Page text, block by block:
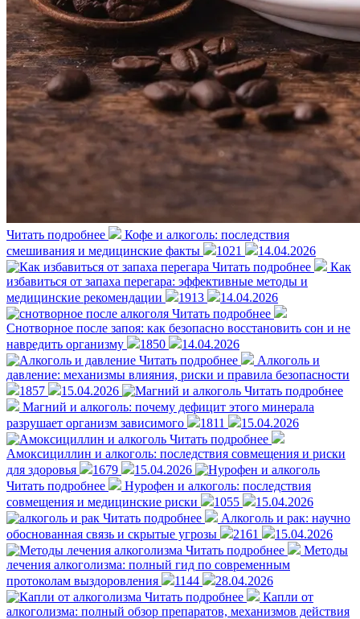
Читать подробнее
Кофе и алкоголь: последствия
смешивания и медицинские факты
1021
14.04.2026
Читать подробнее
Как
избавиться от запаха перегара: эффективные методы и
медицинские рекомендации
1913
14.04.2026
Читать подробнее
Снотворное после запоя: как безопасно восстановить сон и не
навредить организму
1850
14.04.2026
Читать подробнее
Алкоголь и
давление: механизмы влияния, риски и правила безопасности
1857
15.04.2026
Читать подробнее
Магний и алкоголь: почему дефицит этого минерала
разрушает организм зависимого
1811
15.04.2026
Читать подробнее
Амоксициллин и алкоголь: последствия совмещения и риски
для здоровья
1679
15.04.2026
Читать подробнее
Нурофен и алкоголь: последствия
совмещения и медицинские риски
1055
15.04.2026
Читать подробнее
Алкоголь и рак: научно
обоснованная связь и скрытые угрозы
2161
15.04.2026
Читать подробнее
Методы
лечения алкоголизма: полный гид по современным
протоколам выздоровления
1144
28.04.2026
Читать подробнее
Капли от
алкоголизма: полный обзор препаратов, механизмов действия